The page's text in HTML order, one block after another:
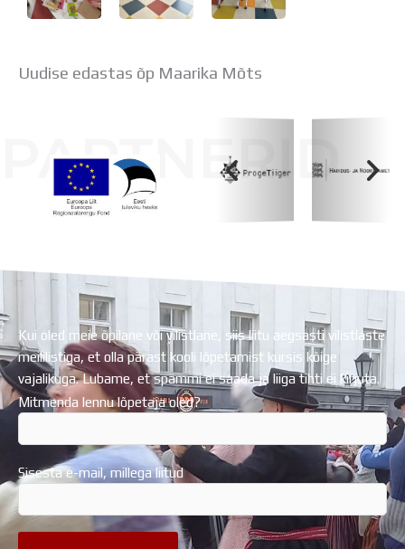
Õpilasesindus
Uudise edastas õp Maarika Mõts
PARTNERID
Kui oled meie õpilane või vilistlane, siis liitu aegsasti vilistlaste
meililistiga, et olla pärast kooli lõpetamist kursis kõige
vajalikuga. Lubame, et spämmi ei saada ja liiga tihti ei kirjuta.
Mitmenda lennu lõpetaja oled?
Sisesta e-mail, millega liitud